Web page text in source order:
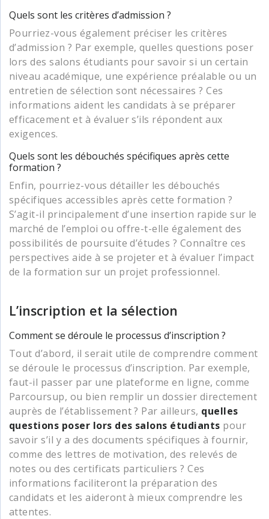
Quels sont les critères d’admission ?
Pourriez-vous également préciser les critères
d’admission ? Par exemple, quelles questions poser
lors des salons étudiants pour savoir si un certain
niveau académique, une expérience préalable ou un
entretien de sélection sont nécessaires ? Ces
informations aident les candidats à se préparer
efficacement et à évaluer s’ils répondent aux
exigences.
Quels sont les débouchés spécifiques après cette
formation ?
Enfin, pourriez-vous détailler les débouchés
spécifiques accessibles après cette formation ?
S’agit-il principalement d’une insertion rapide sur le
marché de l’emploi ou offre-t-elle également des
possibilités de poursuite d’études ? Connaître ces
perspectives aide à se projeter et à évaluer l’impact
de la formation sur un projet professionnel.
L’inscription et la sélection
Comment se déroule le processus d’inscription ?
Tout d’abord, il serait utile de comprendre comment
se déroule le processus d’inscription. Par exemple,
faut-il passer par une plateforme en ligne, comme
Parcoursup, ou bien remplir un dossier directement
auprès de l’établissement ? Par ailleurs, quelles
questions poser lors des salons étudiants pour
savoir s’il y a des documents spécifiques à fournir,
comme des lettres de motivation, des relevés de
notes ou des certificats particuliers ? Ces
informations faciliteront la préparation des
candidats et les aideront à mieux comprendre les
attentes.